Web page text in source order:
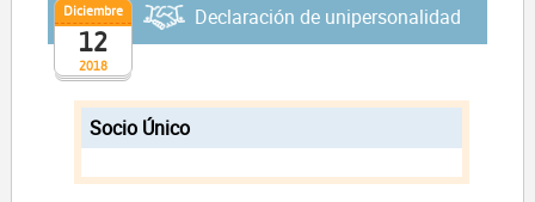
2018
Diciembre
12
Declaración de unipersonalidad
Socio Único